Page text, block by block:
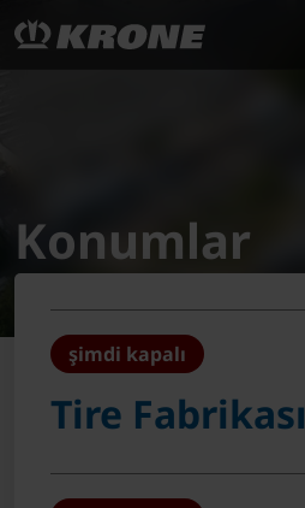
Konumlar
şimdi kapalı
Tire Fabrikası